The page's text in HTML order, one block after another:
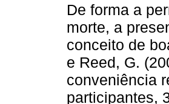
De forma a
morte, a
conceito de
e Reed, G.
conveniência
participantes,